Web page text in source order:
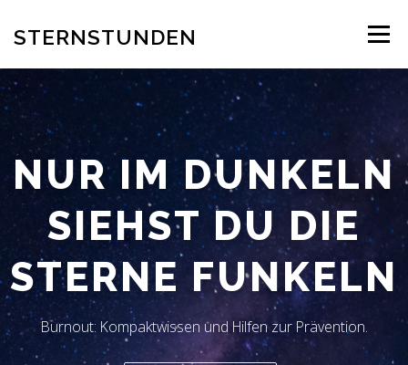
springen
STERNSTUNDEN Menü
AUTOR EINBLICK INS BUCH BESTELLUNG
REZENSION BLOG LESERSTIMMEN KONTAKT
NUR IM DUNKELN
SIEHST DU DIE
STERNE FUNKELN
Burnout: Kompaktwissen und Hilfen zur Prävention.